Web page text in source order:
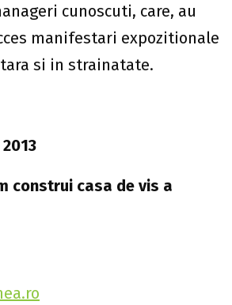
cunoscuti, care, au
manifestari expozitionale
tara si in strainatate.
2013
construi casa de vis a